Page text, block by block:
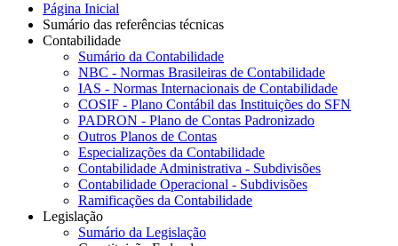
Página Inicial
Sumário das referências técnicas
Contabilidade
Sumário da Contabilidade
NBC - Normas Brasileiras de Contabilidade
IAS - Normas Internacionais de Contabilidade
COSIF - Plano Contábil das Instituições do SFN
PADRON - Plano de Contas Padronizado
Outros Planos de Contas
Especializações da Contabilidade
Contabilidade Administrativa - Subdivisões
Contabilidade Operacional - Subdivisões
Ramificações da Contabilidade
Legislação
Sumário da Legislação